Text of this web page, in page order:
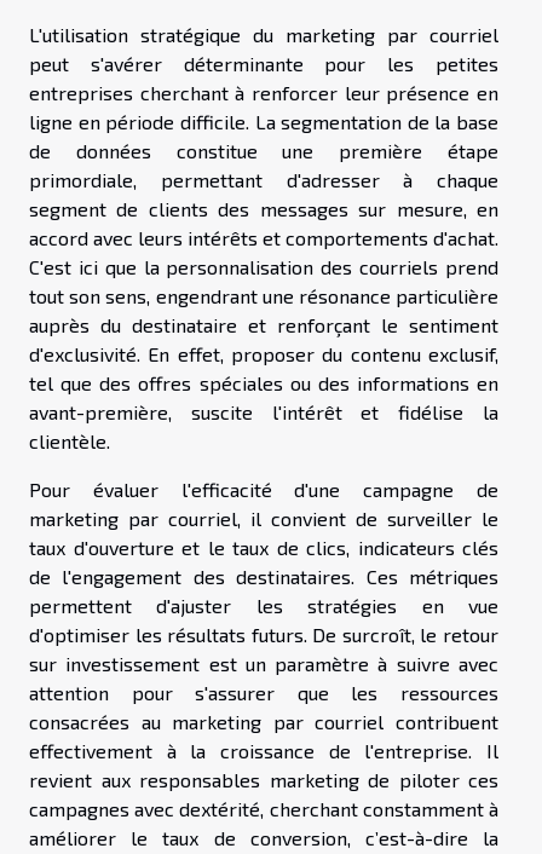
L'utilisation stratégique du marketing par courriel
peut s'avérer déterminante pour les petites
entreprises cherchant à renforcer leur présence en
ligne en période difficile. La segmentation de la base
de données constitue une première étape
primordiale, permettant d'adresser à chaque
segment de clients des messages sur mesure, en
accord avec leurs intérêts et comportements d'achat.
C'est ici que la personnalisation des courriels prend
tout son sens, engendrant une résonance particulière
auprès du destinataire et renforçant le sentiment
d'exclusivité. En effet, proposer du contenu exclusif,
tel que des offres spéciales ou des informations en
avant-première, suscite l'intérêt et fidélise la
clientèle.
Pour évaluer l'efficacité d'une campagne de
marketing par courriel, il convient de surveiller le
taux d'ouverture et le taux de clics, indicateurs clés
de l'engagement des destinataires. Ces métriques
permettent d'ajuster les stratégies en vue
d'optimiser les résultats futurs. De surcroît, le retour
sur investissement est un paramètre à suivre avec
attention pour s'assurer que les ressources
consacrées au marketing par courriel contribuent
effectivement à la croissance de l'entreprise. Il
revient aux responsables marketing de piloter ces
campagnes avec dextérité, cherchant constamment à
améliorer le taux de conversion, c’est-à-dire la